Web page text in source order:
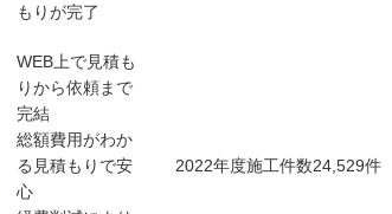
もりが完了
WEB上で見積も
りから依頼まで
完結
総額費用がわか
る見積もりで安
心
2022年度施工件数24,529件